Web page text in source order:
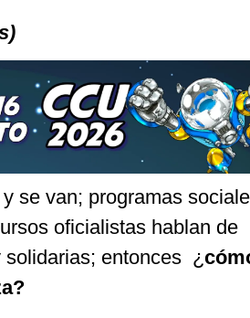
se van; programas
oficialistas hablan de
entonces ¿